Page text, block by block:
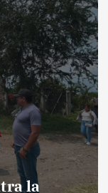
la